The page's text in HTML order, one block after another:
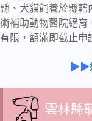
縣、犬貓飼養於縣轄
術補助動物醫院絕育
有限，額滿即截止申
▶▶
雲林縣